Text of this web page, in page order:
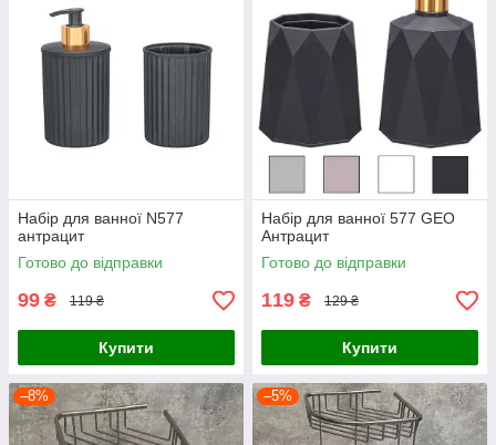
Набір для ванної N577
антрацит
Готово до відправки
99 ₴ 119 ₴
Купити
Набір для ванної 577 GEO
Антрацит
Готово до відправки
119 ₴ 129 ₴
Купити
–8% –5%